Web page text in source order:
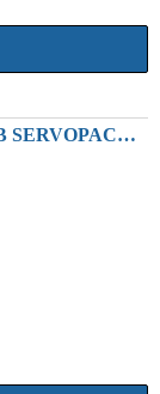
REPARATUR YASKAWA CACR-IR15SFB SERVOPACK ACHSREGLER 1.5KW 230VAC